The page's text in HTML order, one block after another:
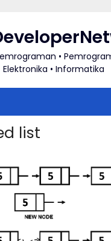
•
Elektronika • Informatika
list